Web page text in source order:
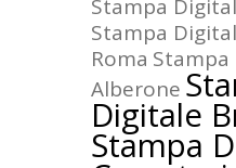
Stampa
Stampa
Roma
Alberone
Digitale
Stampa